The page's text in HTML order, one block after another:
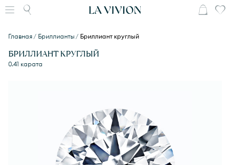
Главная Бриллианты Бриллиант круглый
БРИЛЛИАНТ КРУГЛЫЙ
0.41 карата